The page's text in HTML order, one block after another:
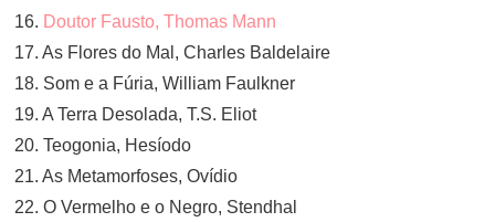
16. Doutor Fausto, Thomas Mann
17. As Flores do Mal, Charles Baldelaire
18. Som e a Fúria, William Faulkner
19. A Terra Desolada, T.S. Eliot
20. Teogonia, Hesíodo
21. As Metamorfoses, Ovídio
22. O Vermelho e o Negro, Stendhal